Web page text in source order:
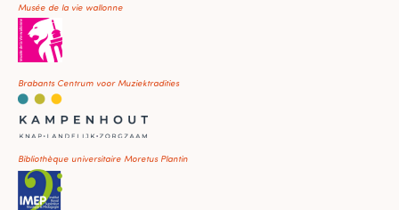
Musée de la vie wallonne
Brabants Centrum voor Muziektradities
Bibliothèque universitaire Moretus Plantin